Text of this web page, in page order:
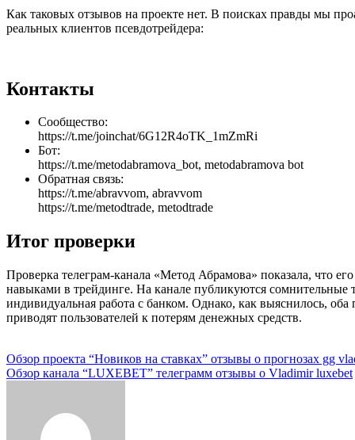
Как таковых отзывов на проекте нет. В поисках правды мы
реальных клиентов псевдотрейдера:
Контакты
Сообщество:
https://t.me/joinchat/6G12R4oTK_1mZmRi
Бот:
https://t.me/metodabramova_bot, metodabramova bot
Обратная связь:
https://t.me/abravvom, abravvom
https://t.me/metodtrade, metodtrade
Итог проверки
Проверка телеграм-канала «Метод Абрамова» показала, что
навыками в трейдинге. На канале публикуются сомнительные
индивидуальная работа с банком. Однако, как выяснилось,
приводят пользователей к потерям денежных средств.
Навигация
по
Обзор проекта “Новиков на ставках” отзывы о прогнозах gg
Обзор канала “LUXEBET” телеграмм отзывы о Vladimir luxebet